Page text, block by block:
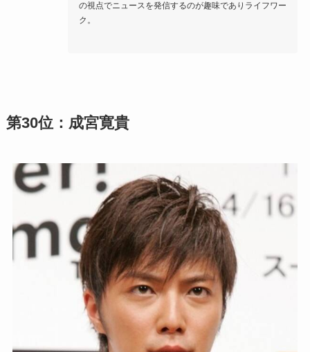
の視点でニュースを発信するのが趣味でありライフワー
ク。
第30位：成宮寛貴